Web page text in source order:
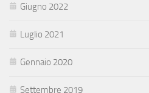
Giugno 2022
Luglio 2021
Gennaio 2020
Settembre 2019